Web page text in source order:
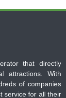
that directly
attractions. With
of companies
service for all their